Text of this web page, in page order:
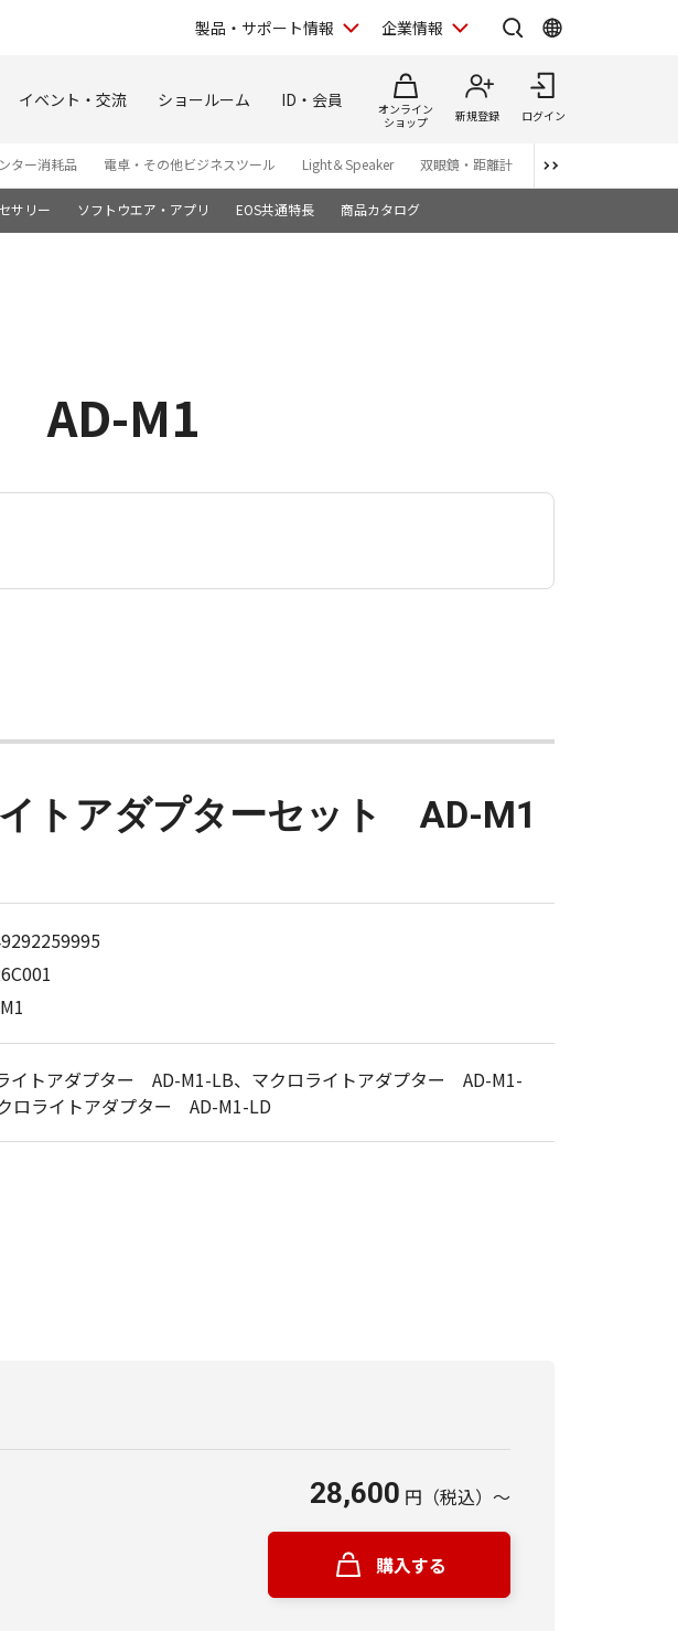
製品・サポート情報 企業情報
イベント・交流 ショールーム ID・会員
オンライン
ショップ
新規登録 ログイン
ター消耗品 電卓・その他ビジネスツール Light＆Speaker 双眼鏡・距離計 写真集
サリー ソフトウエア・アプリ EOS共通特長 商品カタログ
AD-M1
トアダプターセット AD-M1
イトアダプター AD-M1-LB、マクロライトアダプター AD-M1-
ロライトアダプター AD-M1-LD
28,600 円 （税込） ～
購入する